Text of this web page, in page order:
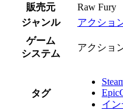
販売元
Raw Fury
ジャンル
アクショ
ゲーム
システム
アクショ
タグ
イ